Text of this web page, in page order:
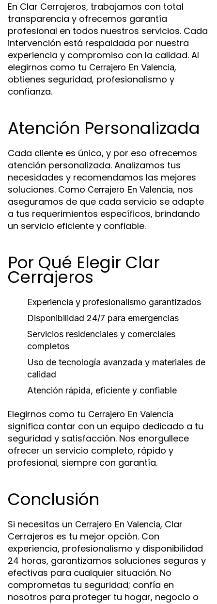
En Clar Cerrajeros, trabajamos con total
transparencia y ofrecemos garantía
profesional en todos nuestros servicios. Cada
intervención está respaldada por nuestra
experiencia y compromiso con la calidad. Al
elegirnos como tu Cerrajero En Valencia,
obtienes seguridad, profesionalismo y
confianza.
Atención Personalizada
Cada cliente es único, y por eso ofrecemos
atención personalizada. Analizamos tus
necesidades y recomendamos las mejores
soluciones. Como Cerrajero En Valencia, nos
aseguramos de que cada servicio se adapte
a tus requerimientos específicos, brindando
un servicio eficiente y confiable.
Por Qué Elegir Clar
Cerrajeros
Experiencia y profesionalismo garantizados
Disponibilidad 24/7 para emergencias
Servicios residenciales y comerciales
completos
Uso de tecnología avanzada y materiales de
calidad
Atención rápida, eficiente y confiable
Elegirnos como tu Cerrajero En Valencia
significa contar con un equipo dedicado a tu
seguridad y satisfacción. Nos enorgullece
ofrecer un servicio completo, rápido y
profesional, siempre con garantía.
Conclusión
Si necesitas un Cerrajero En Valencia, Clar
Cerrajeros es tu mejor opción. Con
experiencia, profesionalismo y disponibilidad
24 horas, garantizamos soluciones seguras y
efectivas para cualquier situación. No
comprometas tu seguridad; confía en
nosotros para proteger tu hogar, negocio o